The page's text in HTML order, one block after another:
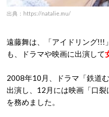
出典：https://natalie.mu/
遠藤舞は、「アイドリング!!!
も、ドラマや映画に出演して
2008年10月、ドラマ「鉄道
出演し、12月には映画「口
を務めました。